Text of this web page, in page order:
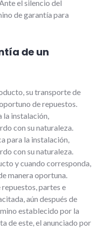
el silencio del
de garantía para
de un
su transporte de
de repuestos.
instalación,
con su naturaleza.
para la instalación,
con su naturaleza.
y cuando corresponda,
manera oportuna.
partes e
aún después de
establecido por la
de este, el anunciado por